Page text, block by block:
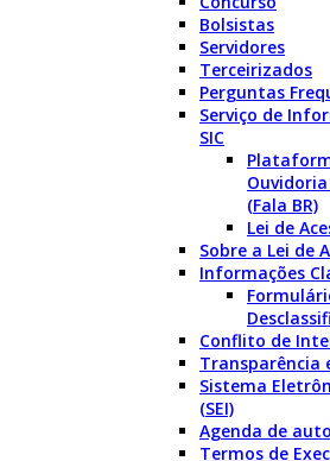
Bolsistas
Servidores
Terceirizados
Perguntas
Serviço de
SIC
(Fala BR)
Lei de
Sobre a Lei de
Informações
Conflito de
Transparência
Sistema
(SEI)
Agenda de
Termos de